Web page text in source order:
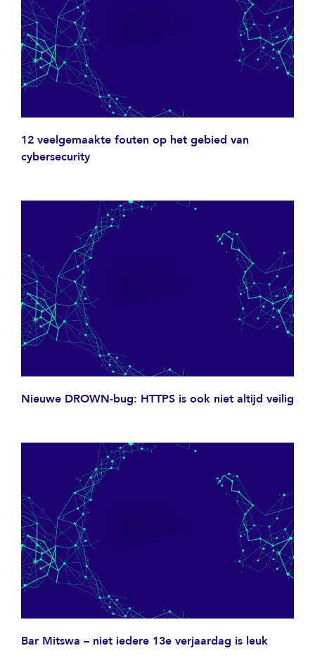
12 veelgemaakte fouten op het gebied van
cybersecurity
Nieuwe DROWN-bug: HTTPS is ook niet altijd veilig
Bar Mitswa – niet iedere 13e verjaardag is leuk